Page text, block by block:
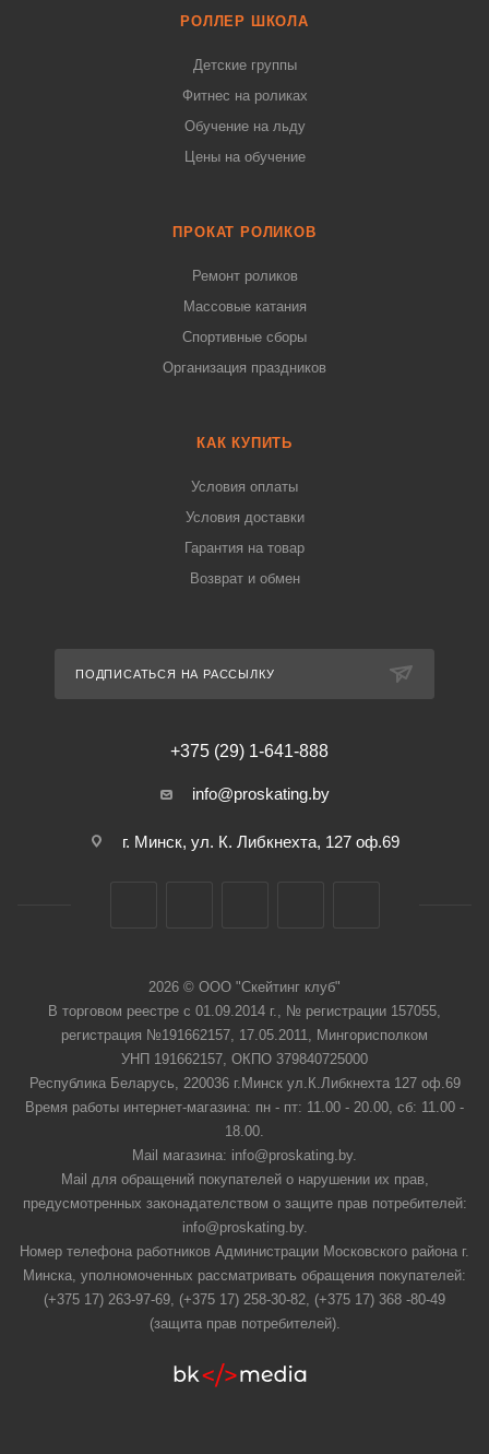
РОЛЛЕР ШКОЛА
Детские группы
Фитнес на роликах
Обучение на льду
Цены на обучение
ПРОКАТ РОЛИКОВ
Ремонт роликов
Массовые катания
Спортивные сборы
Организация праздников
КАК КУПИТЬ
Условия оплаты
Условия доставки
Гарантия на товар
Возврат и обмен
ПОДПИСАТЬСЯ НА РАССЫЛКУ
+375 (29) 1-641-888
info@proskating.by
г. Минск, ул. К. Либкнехта, 127 оф.69
2026 © ООО "Скейтинг клуб"
В торговом реестре с 01.09.2014 г., № регистрации 157055,
регистрация №191662157, 17.05.2011, Мингорисполком
УНП 191662157, ОКПО 379840725000
Республика Беларусь, 220036 г.Минск ул.К.Либкнехта 127 оф.69
Время работы интернет-магазина: пн - пт: 11.00 - 20.00, сб: 11.00 -
18.00.
Mail магазина: info@proskating.by.
Mail для обращений покупателей о нарушении их прав,
предусмотренных законадателством о защите прав потребителей:
info@proskating.by.
Номер телефона работников Администрации Московского района г.
Минска, уполномоченных рассматривать обращения покупателей:
(+375 17) 263-97-69, (+375 17) 258-30-82, (+375 17) 368 -80-49
(защита прав потребителей).